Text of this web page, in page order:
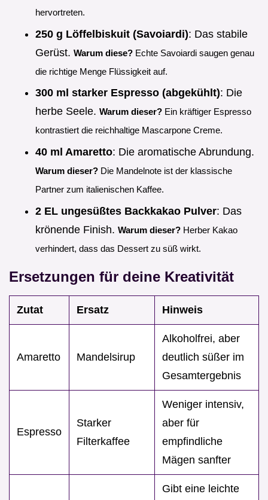
hervortreten.
250 g Löffelbiskuit (Savoiardi): Das stabile
Gerüst. Warum diese? Echte Savoiardi saugen genau
die richtige Menge Flüssigkeit auf.
300 ml starker Espresso (abgekühlt): Die
herbe Seele. Warum dieser? Ein kräftiger Espresso
kontrastiert die reichhaltige Mascarpone Creme.
40 ml Amaretto: Die aromatische Abrundung.
Warum dieser? Die Mandelnote ist der klassische
Partner zum italienischen Kaffee.
2 EL ungesüßtes Backkakao Pulver: Das
krönende Finish. Warum dieser? Herber Kakao
verhindert, dass das Dessert zu süß wirkt.
Ersetzungen für deine Kreativität
Zutat Ersatz Hinweis
Amaretto Mandelsirup
Alkoholfrei, aber
deutlich süßer im
Gesamtergebnis
Espresso
Starker
Filterkaffee
Weniger intensiv,
aber für
empfindliche
Mägen sanfter
Gibt eine leichte